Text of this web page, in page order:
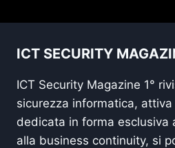
ICT SECURITY
ICT Security Magazine 1°
sicurezza informatica,
dedicata in forma esclusiva
alla business continuity, si